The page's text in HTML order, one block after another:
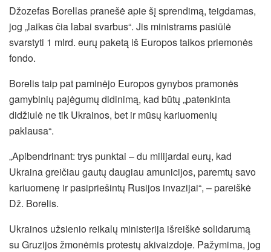
Džozefas Borellas pranešė apie šį sprendimą, teigdamas,
jog „laikas čia labai svarbus“. Jis ministrams pasiūlė
svarstyti 1 mlrd. eurų paketą iš Europos taikos priemonės
fondo.
Borelis taip pat paminėjo Europos gynybos pramonės
gamybinių pajėgumų didinimą, kad būtų „patenkinta
didžiulė ne tik Ukrainos, bet ir mūsų kariuomenių
paklausa“.
„Apibendrinant: trys punktai – du milijardai eurų, kad
Ukraina greičiau gautų daugiau amunicijos, paremtų savo
kariuomenę ir pasipriešintų Rusijos invazijai“, – pareiškė
Dž. Borelis.
Ukrainos užsienio reikalų ministerija išreiškė solidarumą
su Gruzijos žmonėmis protestų akivaizdoje. Pažymima, jog